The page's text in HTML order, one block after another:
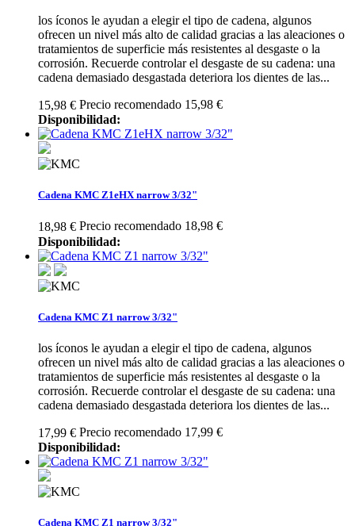
los íconos le ayudan a elegir el tipo de cadena, algunos
ofrecen un nivel más alto de calidad gracias a las aleaciones o
tratamientos de superficie más resistentes al desgaste o la
corrosión. Recuerde controlar el desgaste de su cadena: una
cadena demasiado desgastada deteriora los dientes de las...
15,98 € Precio recomendado 15,98 €
Disponibilidad:
Cadena KMC Z1eHX narrow 3/32"
18,98 € Precio recomendado 18,98 €
Disponibilidad:
Cadena KMC Z1 narrow 3/32"
los íconos le ayudan a elegir el tipo de cadena, algunos
ofrecen un nivel más alto de calidad gracias a las aleaciones o
tratamientos de superficie más resistentes al desgaste o la
corrosión. Recuerde controlar el desgaste de su cadena: una
cadena demasiado desgastada deteriora los dientes de las...
17,99 € Precio recomendado 17,99 €
Disponibilidad:
Cadena KMC Z1 narrow 3/32"